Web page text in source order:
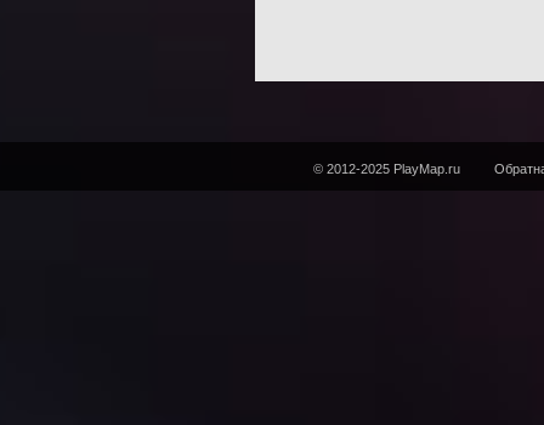
© 2012-2025 PlayMap.ru